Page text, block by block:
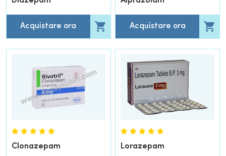
Acquistare ora Acquistare ora
Clonazepam Lorazepam